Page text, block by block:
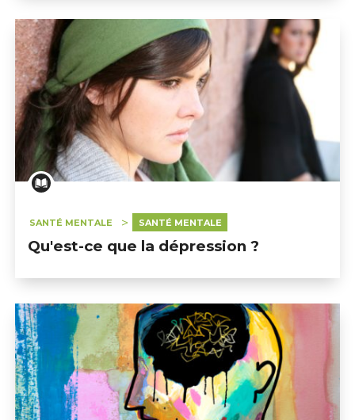
SANTÉ MENTALE SANTÉ MENTALE
Qu'est-ce que la dépression ?